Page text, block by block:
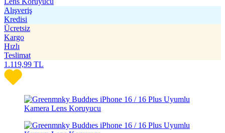
Alışveriş
Kredisi
Ücretsiz
Kargo
Hızlı
Teslimat
1.119,99 TL